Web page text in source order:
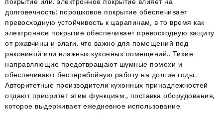
долговечность: порошковое покрытие обеспечивает
превосходную устойчивость к царапинам, в то время как
электронное покрытие обеспечивает превосходную защиту
от ржавчины и влаги, что важно для помещений под
раковиной или влажных кухонных помещений.. Тихие
направляющие предотвращают шумные помехи и
обеспечивают бесперебойную работу на долгие годы..
Авторитетные производители кухонных принадлежностей
отдают приоритет этим функциям., поставка оборудования,
которое выдерживает ежедневное использование.